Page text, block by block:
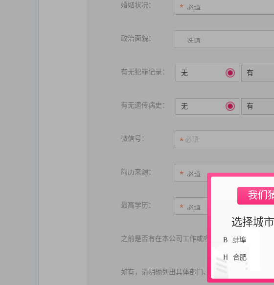
婚姻状况：
政治面貌：
有无犯罪记录： 无 有
有无遗传病史： 无 有
微信号：
简历来源：
最高学历：
之前是否有在本公司工作或应聘的经历：
如有，请明确列出具体部门、具体岗位、工作时间
我们
选择城市
B 蚌埠
H 合肥